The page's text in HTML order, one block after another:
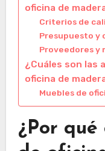
oficina de
Criterios de
Presupuesto y
Proveedores y
¿Cuáles son las
oficina de
Muebles de
¿Por